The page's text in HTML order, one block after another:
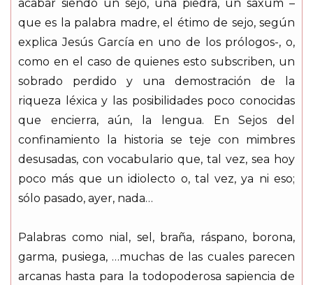
acabar siendo un sejo, una piedra, un saxum –
que es la palabra madre, el étimo de sejo, según
explica Jesús García en uno de los prólogos-, o,
como en el caso de quienes esto subscriben, un
sobrado perdido y una demostración de la
riqueza léxica y las posibilidades poco conocidas
que encierra, aún, la lengua. En Sejos del
confinamiento la historia se teje con mimbres
desusadas, con vocabulario que, tal vez, sea hoy
poco más que un idiolecto o, tal vez, ya ni eso;
sólo pasado, ayer, nada…
Palabras como nial, sel, braña, ráspano, borona,
garma, pusiega, …muchas de las cuales parecen
arcanas hasta para la todopoderosa sapiencia de